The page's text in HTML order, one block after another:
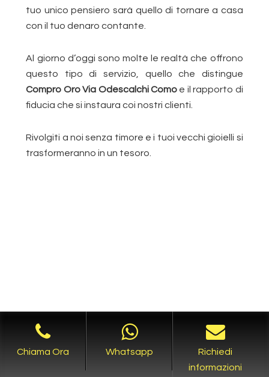
tuo unico pensiero sarà quello di tornare a casa
con il tuo denaro contante.
Al giorno d’oggi sono molte le realtà che offrono
questo tipo di servizio, quello che distingue
Compro Oro Via Odescalchi Como e il rapporto di
fiducia che si instaura coi nostri clienti.
Rivolgiti a noi senza timore e i tuoi vecchi gioielli si
trasformeranno in un tesoro.
Leggi L'informativa privacy-Richiesta Cancellazione Dati
Chiama Ora Whatsapp
Richiedi
informazioni